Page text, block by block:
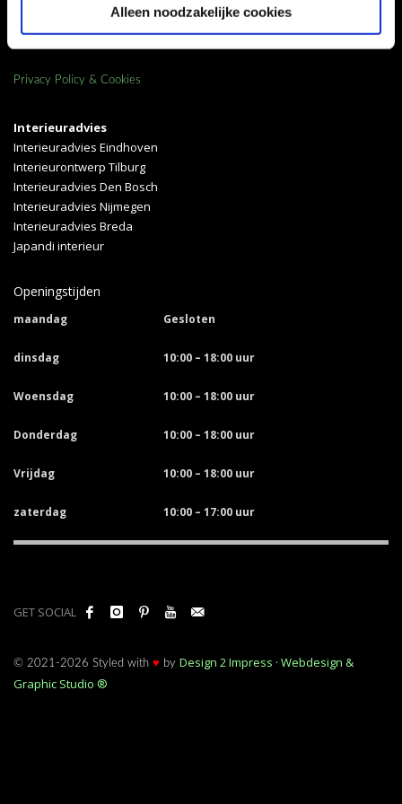
Alleen noodzakelijke cookies
Openen in Google Maps
Privacy Policy & Cookies
Interieuradvies
Interieuradvies Eindhoven
Interieurontwerp Tilburg
Interieuradvies Den Bosch
Interieuradvies Nijmegen
Interieuradvies Breda
Japandi interieur
Openingstijden
maandag Gesloten
dinsdag 10:00 – 18:00 uur
Woensdag 10:00 – 18:00 uur
Donderdag 10:00 – 18:00 uur
Vrijdag 10:00 – 18:00 uur
zaterdag 10:00 – 17:00 uur
GET SOCIAL
© 2021-2026 Styled with ♥ by Design 2 Impress · Webdesign &
Graphic Studio ®